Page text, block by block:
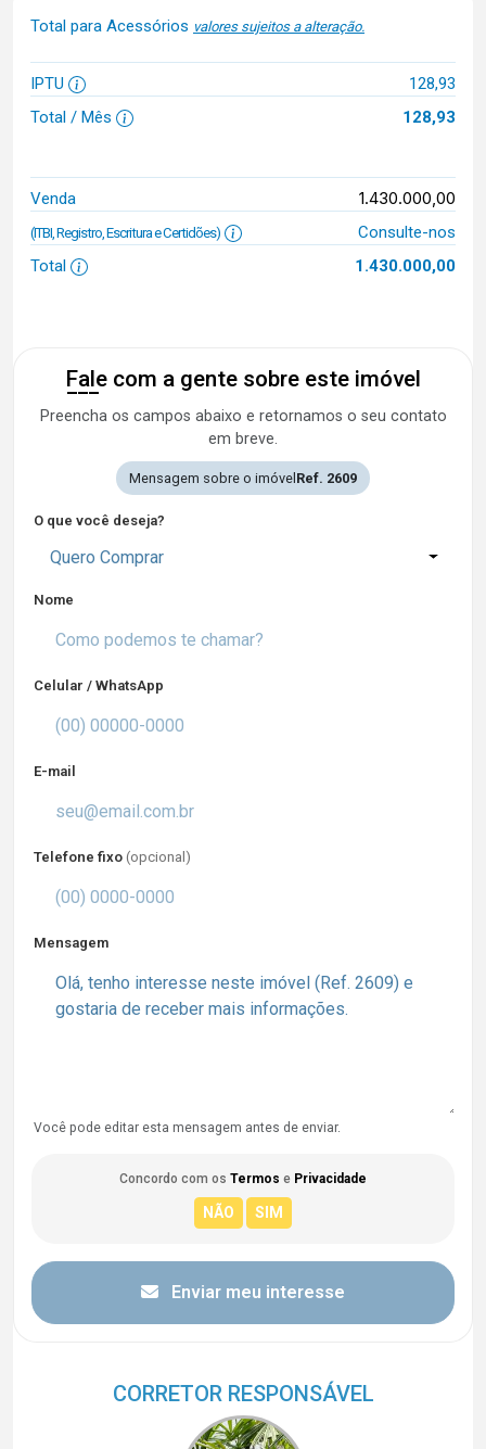
Total para Acessórios valores sujeitos a alteração.
IPTU
128,93
Total / Mês
128,93
Venda 1.430.000,00
(ITBI, Registro, Escritura e Certidões)
Consulte-nos
Total
1.430.000,00
Fale com a gente sobre este imóvel
Preencha os campos abaixo e retornamos o seu contato
em breve.
Mensagem sobre o imóvelRef. 2609
O que você deseja?
Quero Comprar
Nome
Celular / WhatsApp
E-mail
Telefone fixo (opcional)
Mensagem
Você pode editar esta mensagem antes de enviar.
Concordo com os Termos e Privacidade
Enviar meu interesse
CORRETOR RESPONSÁVEL